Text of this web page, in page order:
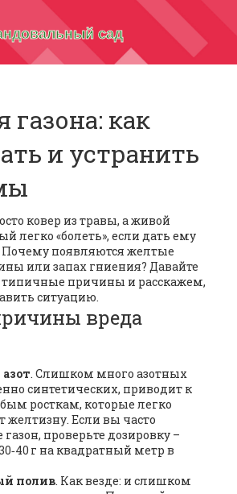
газона: как
и устранить
ковер из травы, а живой
легко «болеть», если дать ему
Почему появляются желтые
или запах гниения? Давайте
типичные причины и расскажем,
ситуацию.
вреда
. Слишком много азотных
синтетических, приводит к
росткам, которые легко
желтизну. Если вы часто
проверьте дозировку –
г на квадратный метр в
полив. Как везде: и слишком